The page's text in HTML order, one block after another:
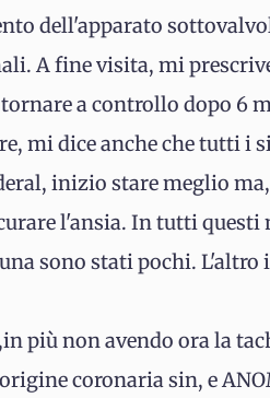
dell'apparato
A fine visita, mi
a controllo dopo 6
mi dice anche che tutti i
inizio stare meglio
l'ansia. In tutti
sono stati pochi.
più non avendo ora la
coronaria sin, e